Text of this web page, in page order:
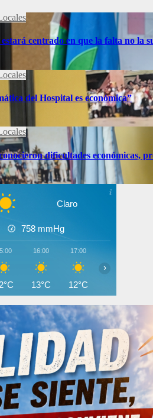
centrado en que la falta no la
del Hospital es económica”
dificultades económicas,
Claro
758 mmHg
16:00
13°C
17:00
12°C
›